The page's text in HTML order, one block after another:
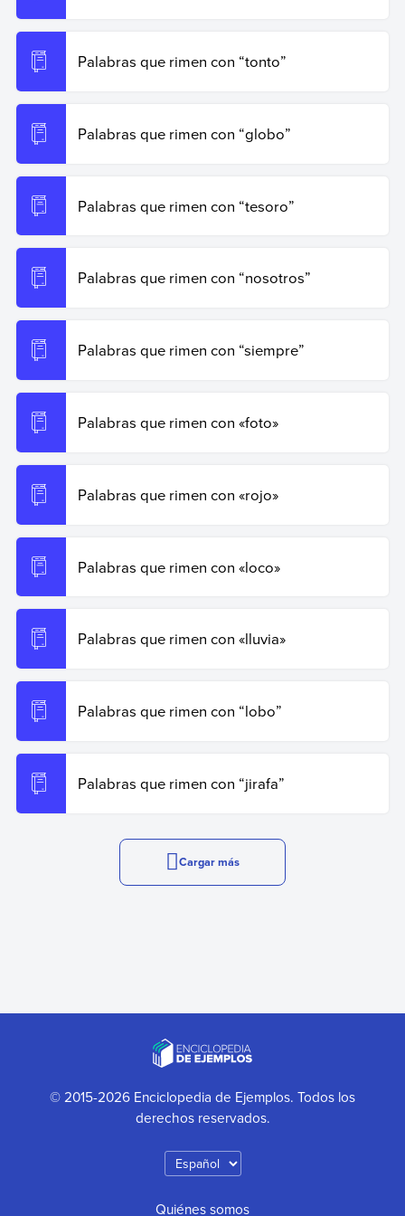
Copiar cita
Palabras que rimen con “tonto”
Palabras que rimen con “globo”
Palabras que rimen con “tesoro”
Palabras que rimen con “nosotros”
Palabras que rimen con “siempre”
Palabras que rimen con «foto»
Palabras que rimen con «rojo»
Palabras que rimen con «loco»
Palabras que rimen con «lluvia»
Palabras que rimen con “lobo”
Palabras que rimen con “jirafa”
Cargar más
© 2015-2026 Enciclopedia de Ejemplos. Todos los
derechos reservados.
Quiénes somos